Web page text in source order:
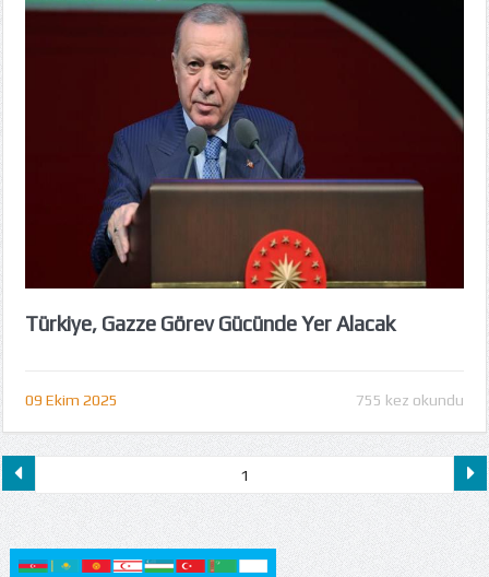
Türkiye, Gazze Görev Gücünde Yer Alacak
09 Ekim 2025 755 kez okundu